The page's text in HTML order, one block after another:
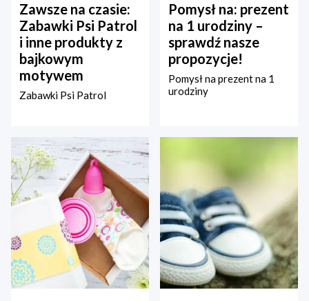
Zawsze na czasie:
Zabawki Psi Patrol
i inne produkty z
bajkowym
motywem
Zabawki Psi Patrol
Pomysł na: prezent
na 1 urodziny –
sprawdź nasze
propozycje!
Pomysł na prezent na 1
urodziny